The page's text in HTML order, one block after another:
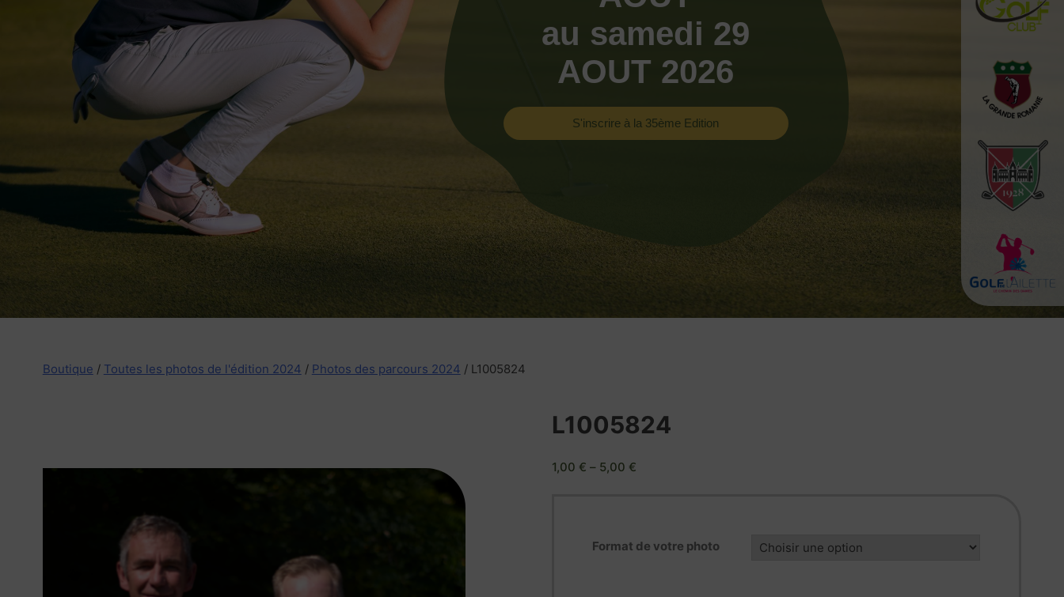
au samedi 29
AOUT 2026
S'inscrire à la 35ème Edition
Boutique / Toutes les photos de l'édition 2024 / Photos des parcours 2024 / L1005824
L1005824
1,00 € – 5,00 €
Format de votre photo